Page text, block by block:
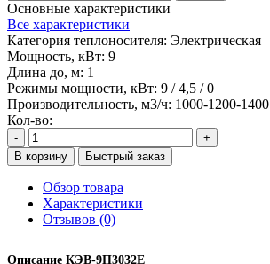
Основные характеристики
Все характеристики
Категория теплоносителя: Электрическая
Мощность, кВт: 9
Длина до, м: 1
Режимы мощности, кВт: 9 / 4,5 / 0
Производительность, м3/ч: 1000-1200-1400
Кол-во:
-
+
В корзину
Быстрый заказ
Обзор товара
Характеристики
Отзывов (0)
Описание КЭВ-9П3032Е